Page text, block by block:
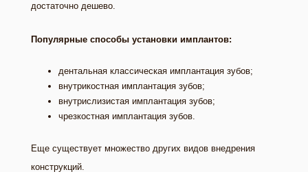
достаточно дешево.
Популярные способы установки имплантов:
дентальная классическая имплантация зубов;
внутрикостная имплантация зубов;
внутрислизистая имплантация зубов;
чрезкостная имплантация зубов.
Еще существует множество других видов внедрения
конструкций.